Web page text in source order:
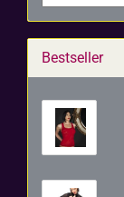
Bestseller